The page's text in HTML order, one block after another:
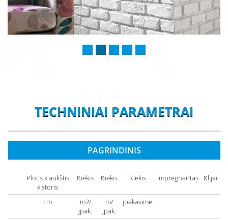
TECHNINIAI PARAMETRAI
PAGRINDINIS
Plotis x aukštis
x storis
Kiekis Kiekis Kiekis Impregnantas Klijai
cm
m2/
įpak.
m/
įpak.
įpakavime